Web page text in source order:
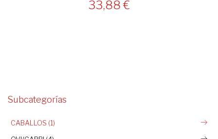
33,88 €
Subcategorías
CABALLOS (1)